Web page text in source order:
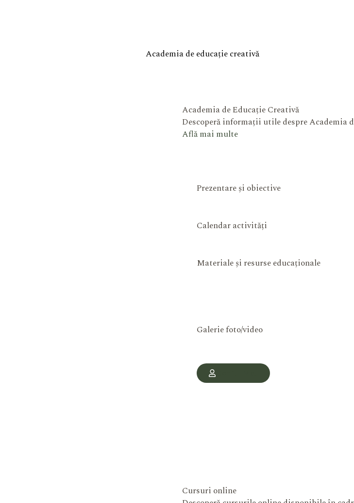
Academia de educație creativă
Academia de Educație Creativă
Descoperă informații utile despre Academia
Află mai multe
Prezentare și obiective
Calendar activități
Materiale și resurse educaționale
Galerie foto/video
Cursuri online